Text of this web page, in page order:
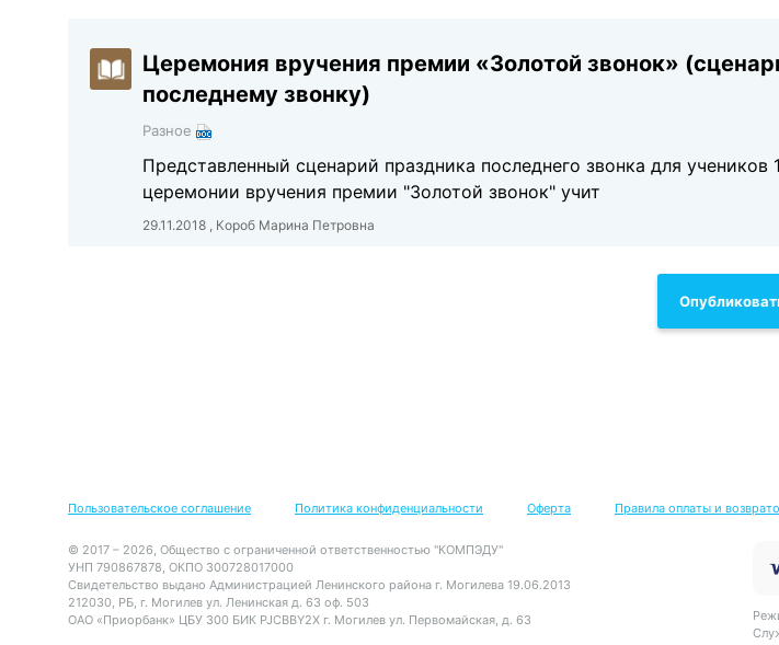
Церемония вручения премии «Золотой звонок»
последнему звонку)
Разное
Представленный сценарий праздника последнего звонка для учеников
церемонии вручения премии "Золотой звонок" учит
29.11.2018 , Короб Марина Петровна
Пользовательское соглашение Политика конфиденциальности Оферта Правила оплаты и
© 2017 – 2026, Общество с ограниченной ответственностью "КОМПЭДУ"
УНП 790867878, ОКПО 300728017000
Свидетельство выдано Администрацией Ленинского района г. Могилева 19.06.2013
212030, РБ, г. Могилев ул. Ленинская д. 63 оф. 503
ОАО «Приорбанк» ЦБУ 300 БИК PJCBBY2X г. Могилев ул. Первомайская, д. 63